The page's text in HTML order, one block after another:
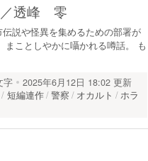
／透峰 零
説や怪異を集めるための部署が
ことしやかに囁かれる噂話。 も
字
2025年6月12日 18:02 更新
短編連作 警察 オカルト
ホラ